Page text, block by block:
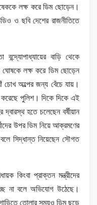
লক্ষ করে ডিম ছোড়েন।
ও ছবি দেশের রাজনীতিতে
বন্দ্যোপাধ্যায়ের বাড়ি থেকে
লক্ষ করে ডিম ছোড়েন
অল্পের জন্য বেঁচে যায়।
পুলিশ। দিকে দিকে এই
দ্বারস্থ হতে চলেছেন বর্ষীয়ান
উপর ডিম নিয়ে আক্রমণের
সিদ্ধান্ত নিয়েছেন সৌগত
কিংবা প্রাক্তন মন্ত্রীদের
না বলে অভিযোগ উঠেছে।
তোলার সময়ও ডিম ছুড়ে